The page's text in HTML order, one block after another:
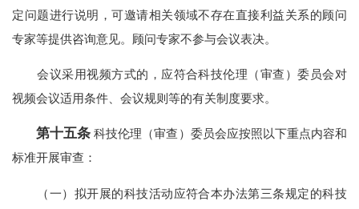
定问题进行说明，可邀请相关领域不存在直接利益关系的顾问
专家等提供咨询意见。顾问专家不参与会议表决。
会议采用视频方式的，应符合科技伦理（审查）委员会对
视频会议适用条件、会议规则等的有关制度要求。
第十五条 科技伦理（审查）委员会应按照以下重点内容和
标准开展审查：
（一）拟开展的科技活动应符合本办法第三条规定的科技